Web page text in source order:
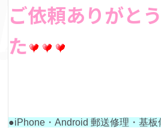
ご依頼ありがと
た
●iPhone・Android 郵送修理・基